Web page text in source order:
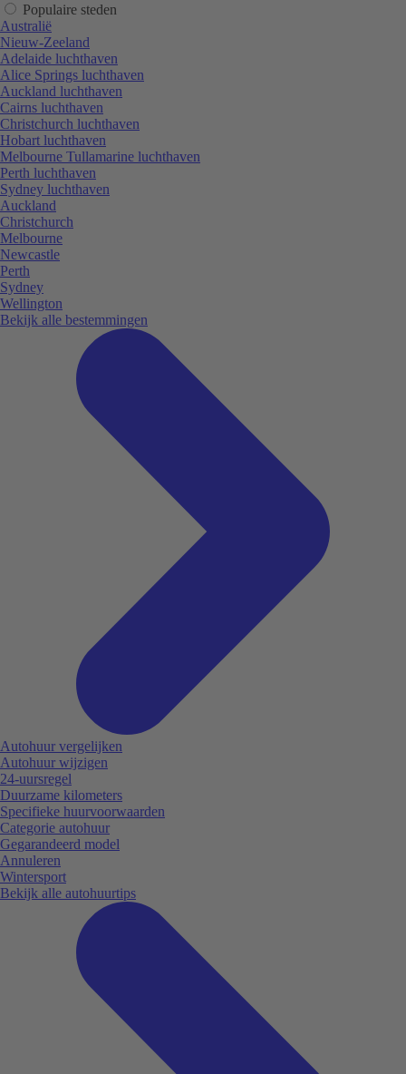
Populaire steden
Australië
Nieuw-Zeeland
Adelaide luchthaven
Alice Springs luchthaven
Auckland luchthaven
Cairns luchthaven
Christchurch luchthaven
Hobart luchthaven
Melbourne Tullamarine luchthaven
Perth luchthaven
Sydney luchthaven
Auckland
Christchurch
Melbourne
Newcastle
Perth
Sydney
Wellington
Bekijk alle bestemmingen
Autohuur vergelijken
Autohuur wijzigen
24-uursregel
Duurzame kilometers
Specifieke huurvoorwaarden
Categorie autohuur
Gegarandeerd model
Annuleren
Wintersport
Bekijk alle autohuurtips